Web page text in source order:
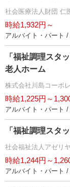
社会医療法人財団 仁
時給1,932円～
アルバイト・パート
「福祉調理スタ
老人ホーム
株式会社川島コーポ
時給1,225円～
アルバイト・パート
「福祉調理スタ
社会福祉法人アゼリ
時給1,244円～
アルバイト・パート